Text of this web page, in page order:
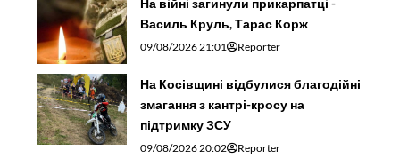
Василь Круль, Тарас Корж
09/08/2026 21:01 Reporter
На Косівщині відбулися благодійні
змагання з кантрі-кросу на
підтримку ЗСУ
09/08/2026 20:02 Reporter